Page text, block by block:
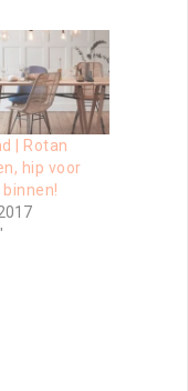
| Rotan
hip voor